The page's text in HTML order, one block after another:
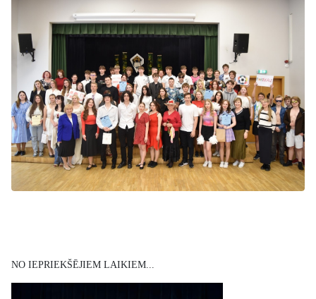
NO IEPRIEKŠĒJIEM LAIKIEM...